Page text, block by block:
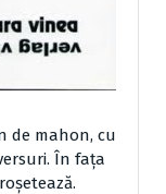
de mahon, cu
În faţa